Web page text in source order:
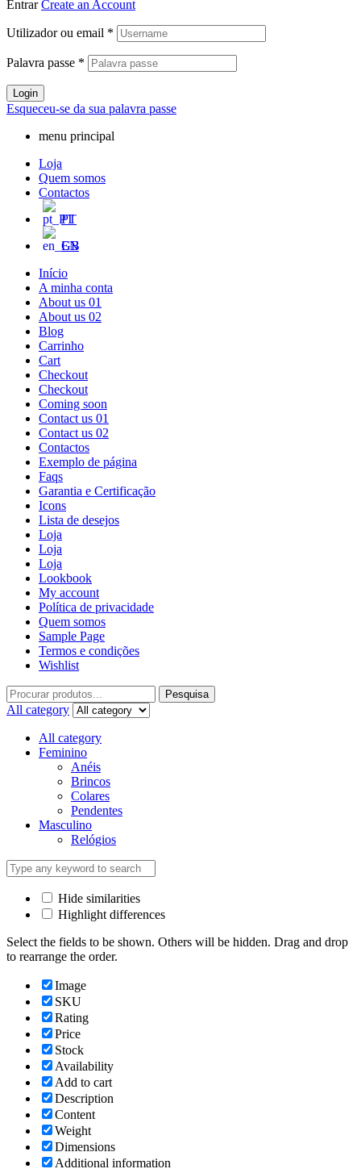
Entrar Create an Account
Utilizador ou email *
Palavra passe *
Login
Esqueceu-se da sua palavra passe
menu principal
Loja
Quem somos
Contactos
PT
EN
Início
A minha conta
About us 01
About us 02
Blog
Carrinho
Cart
Checkout
Checkout
Coming soon
Contact us 01
Contact us 02
Contactos
Exemplo de página
Faqs
Garantia e Certificação
Icons
Lista de desejos
Loja
Loja
Loja
Lookbook
My account
Política de privacidade
Quem somos
Sample Page
Termos e condições
Wishlist
Pesquisa
All category
All category
Feminino
Anéis
Brincos
Colares
Pendentes
Masculino
Relógios
Hide similarities
Highlight differences
Select the fields to be shown. Others will be hidden. Drag and drop
to rearrange the order.
Image
SKU
Rating
Price
Stock
Availability
Add to cart
Description
Content
Weight
Dimensions
Additional information